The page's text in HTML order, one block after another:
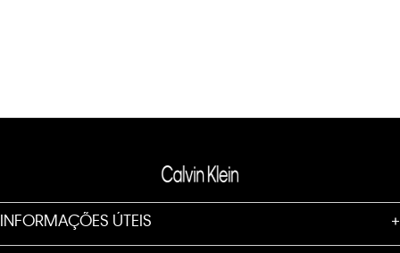
INFORMAÇÕES ÚTEIS +